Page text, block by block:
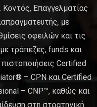
Κοντός, Επαγγελματίας
με
οφειλών και τις
τράπεζες, funds και
Certified
– CPN και Certified
– CNP™, καθώς και
στη στρατηγική